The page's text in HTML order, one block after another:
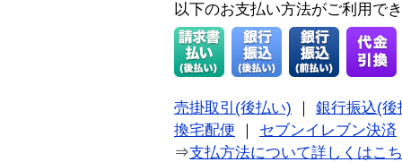
以下のお支払い方法がご利用で
売掛取引(後払い)
銀行振込(後
換宅配便
セブンイレブン決済
⇒支払方法について詳しくはこ